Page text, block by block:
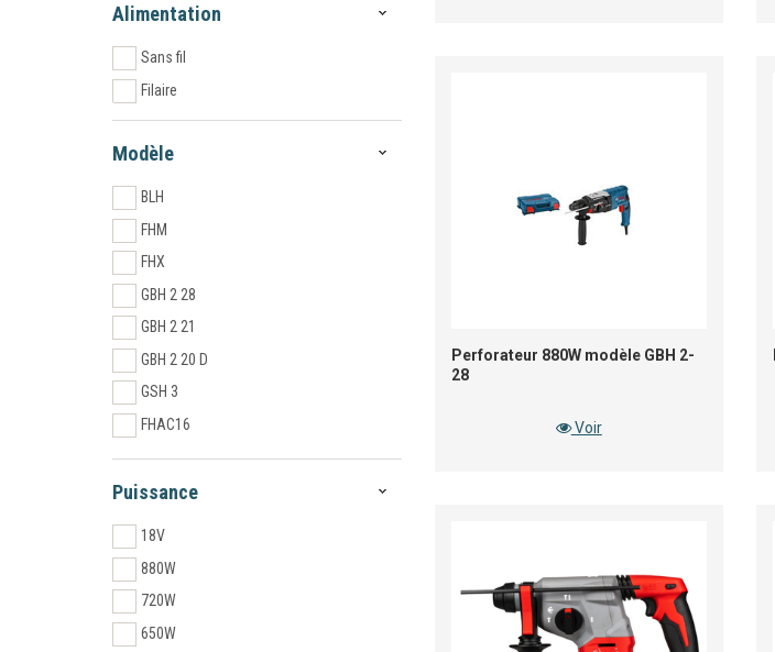
Alimentation
Sans fil
Filaire
Modèle
BLH
FHM
FHX
GBH 2 28
GBH 2 21
GBH 2 20 D
GSH 3
FHAC16
HD18 HX
BLHX
Puissance
18V
880W
720W
650W
Perforateur 880W modèle GBH 2-
28
Voir